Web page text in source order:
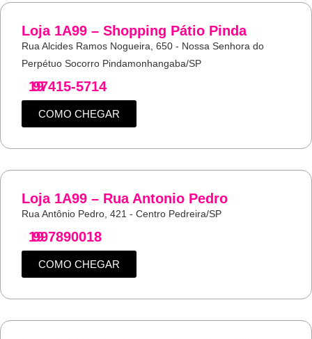
Loja 1A99 – Shopping Pátio Pinda
Rua Alcides Ramos Nogueira, 650 - Nossa Senhora do
Perpétuo Socorro Pindamonhangaba/SP
19
97415-5714
COMO CHEGAR
Loja 1A99 – Rua Antonio Pedro
Rua Antônio Pedro, 421 - Centro Pedreira/SP
19
997890018
COMO CHEGAR